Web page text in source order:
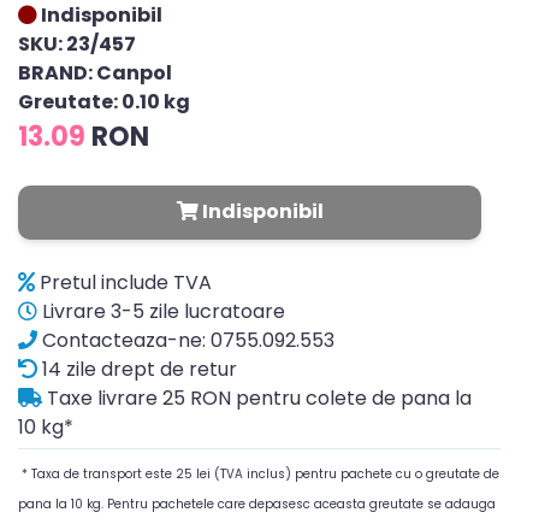
Indisponibil
SKU: 23/457
BRAND: Canpol
Greutate: 0.10 kg
13.09 RON
Indisponibil
Pretul include TVA
Livrare 3-5 zile lucratoare
Contacteaza-ne: 0755.092.553
14 zile drept de retur
Taxe livrare 25 RON pentru colete de pana la
10 kg*
* Taxa de transport este 25 lei (TVA inclus) pentru pachete cu o greutate de
pana la 10 kg. Pentru pachetele care depasesc aceasta greutate se adauga